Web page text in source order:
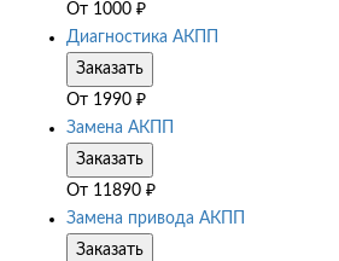
От 1000 ₽
Диагностика АКПП
Заказать
От 1990 ₽
Замена АКПП
Заказать
От 11890 ₽
Замена привода АКПП
Заказать